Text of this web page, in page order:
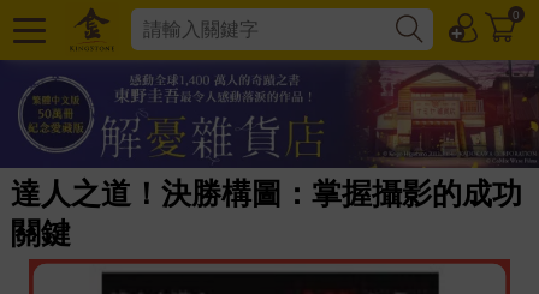
0
達人之道！決勝構圖：掌握攝影的成功
關鍵